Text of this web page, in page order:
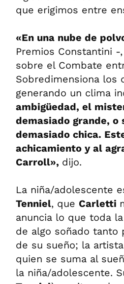
que erigimos entre
«En una nube de
Premios Constantini -,
sobre el Combate
Sobredimensiona los
generando un clima
ambigüedad, el
demasiado grande,
demasiado chica.
achicamiento y al
Carroll», dijo.
La niña/adolescente
Tenniel, que Carletti
anuncia lo que toda
de algo soñado tanto
de su sueño; la
quien se suma al
la niña/adolescente.